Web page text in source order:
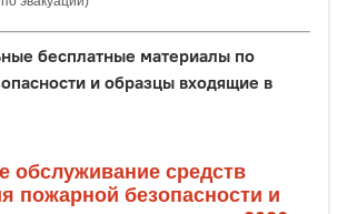
бесплатные материалы по
и образцы входящие в
обслуживание средств
пожарной безопасности и